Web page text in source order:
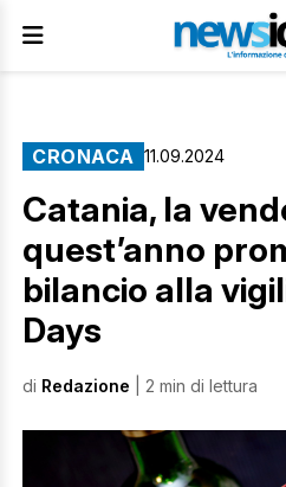
CRONACA 11.09.2024
Catania, la
quest’anno
bilancio alla
Days
di Redazione | 2 min di lettura